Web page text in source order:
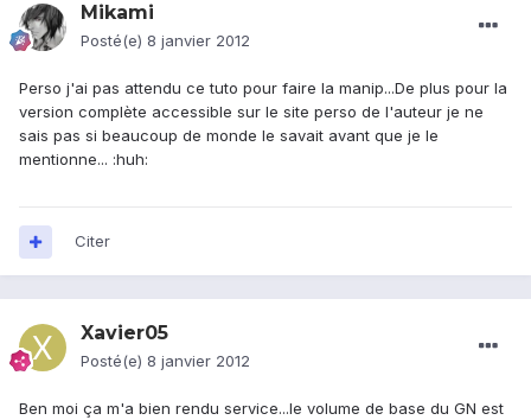
Mikami
Posté(e) 8 janvier 2012
Perso j'ai pas attendu ce tuto pour faire la manip...De plus pour la
version complète accessible sur le site perso de l'auteur je ne
sais pas si beaucoup de monde le savait avant que je le
mentionne... :huh:
Citer
Xavier05
Posté(e) 8 janvier 2012
Ben moi ça m'a bien rendu service...le volume de base du GN est